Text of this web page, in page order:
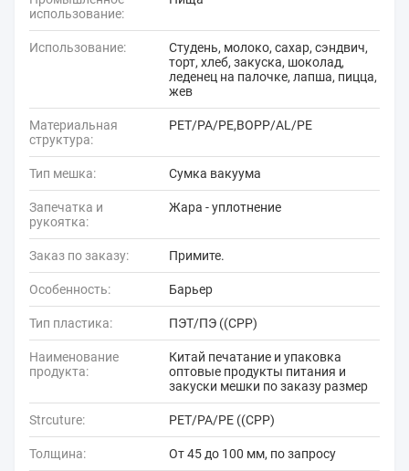
использование:
Использование:
Студень, молоко, сахар, сэндвич,
торт, хлеб, закуска, шоколад,
леденец на палочке, лапша, пицца,
жев
Материальная
структура:
PET/PA/PE,BOPP/AL/PE
Тип мешка: Сумка вакуума
Запечатка и
рукоятка:
Жара - уплотнение
Заказ по заказу: Примите.
Особенность: Барьер
Тип пластика: ПЭТ/ПЭ ((CPP)
Наименование
продукта:
Китай печатание и упаковка
оптовые продукты питания и
закуски мешки по заказу размер
Strcuture: PET/PA/PE ((CPP)
Толщина: От 45 до 100 мм, по запросу